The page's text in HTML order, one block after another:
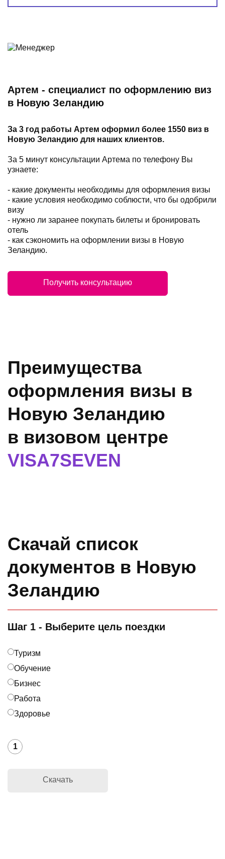
Артем - специалист по оформлению виз
в Новую Зеландию
За 3 год работы Артем оформил более 1550 виз в
Новую Зеландию для наших клиентов.
За 5 минут консультации Артема по телефону Вы
узнаете:
- какие документы необходимы для оформления визы
- какие условия необходимо соблюсти, что бы одобрили
визу
- нужно ли заранее покупать билеты и бронировать
отель
- как сэкономить на оформлении визы в Новую
Зеландию.
Получить консультацию
Преимущества
оформления визы в
Новую Зеландию
в визовом центре
VISA7SEVEN
Скачай список
документов в Новую
Зеландию
Шаг 1 - Выберите цель поездки
Туризм
Обучение
Бизнес
Работа
Здоровье
1
Скачать